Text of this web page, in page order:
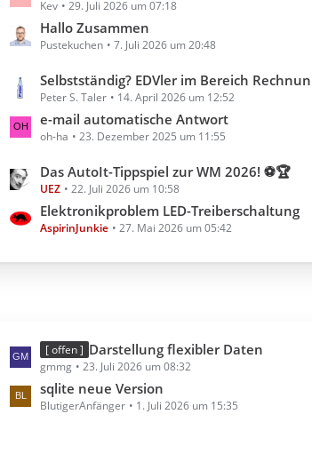
e
z
e
e
t
r
g
Kev 29. Juli 2026 um 07:18
Hallo Zusammen
Pustekuchen 7. Juli 2026 um 20:48
e
t
z
e
e
Selbstständig? EDVler im Bereich Rechnungserstellung?
Peter S. Taler 14. April 2026 um 12:52
e-mail automatische Antwort
oh-ha 23. Dezember 2025 um 11:55
L
e
t
z
t
r
ä
g
Das AutoIt-Tippspiel zur WM 2026! ⚽🏆
UEZ 22. Juli 2026 um 10:58
Elektronikproblem LED-Treiberschaltung
AspirinJunkie 27. Mai 2026 um 05:42
L
e
t
z
[ offen ] Darstellung flexibler Daten
gmmg 23. Juli 2026 um 08:32
sqlite neue Version
BlutigerAnfänger 1. Juli 2026 um 15:35